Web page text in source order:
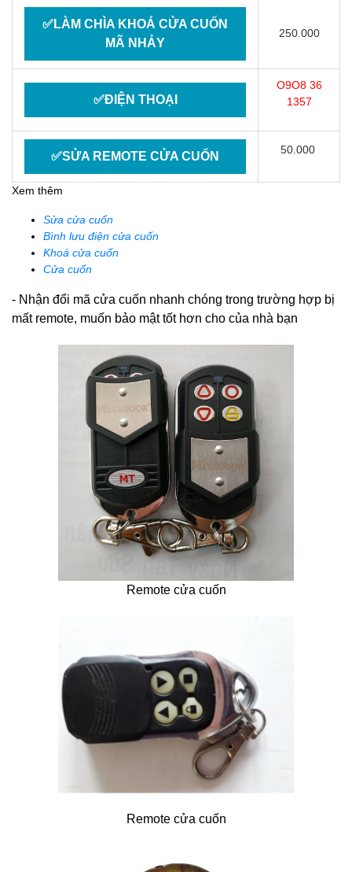
✅LÀM CHÌA KHOÁ CỬA CUỐN
MÃ NHẢY
250.000
✅ĐIỆN THOẠI
O9O8 36
1357
✅SỬA REMOTE CỬA CUỐN 50.000
Xem thêm
Sửa cửa cuốn
Bình lưu điện cửa cuốn
Khoá cửa cuốn
Cửa cuốn
- Nhận đổi mã cửa cuốn nhanh chóng trong trường hợp bị
mất remote, muốn bảo mật tốt hơn cho của nhà bạn
Remote cửa cuốn
Remote cửa cuốn